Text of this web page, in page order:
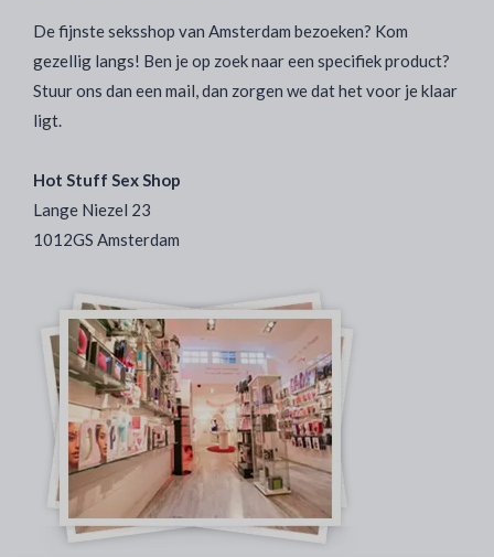
De fijnste seksshop van Amsterdam bezoeken? Kom
gezellig langs! Ben je op zoek naar een specifiek product?
Stuur ons dan een mail, dan zorgen we dat het voor je klaar
ligt.
Hot Stuff Sex Shop
Lange Niezel 23
1012GS Amsterdam